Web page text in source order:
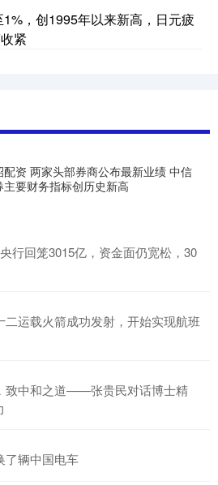
，创1995年以来新高，日元疲
紧
配资 两家头部券商公布最新业绩 中信
主要财务指标创历史新高
行回笼3015亿，资金面仍宽松，30
二运载火箭成功发射，开始实现航班
致中和之道——张贵民对话博士精
了辆中国电车